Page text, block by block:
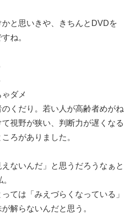
と思いきや、きちんとDVDを
ね。
ダメ
くだり。若い人が高齢者めがね
視野が狭い、判断力が遅くなる
ろがありました。
ないんだ」と思うだろうなぁと
ては「みえづらくなっている」
解らないんだと思う。